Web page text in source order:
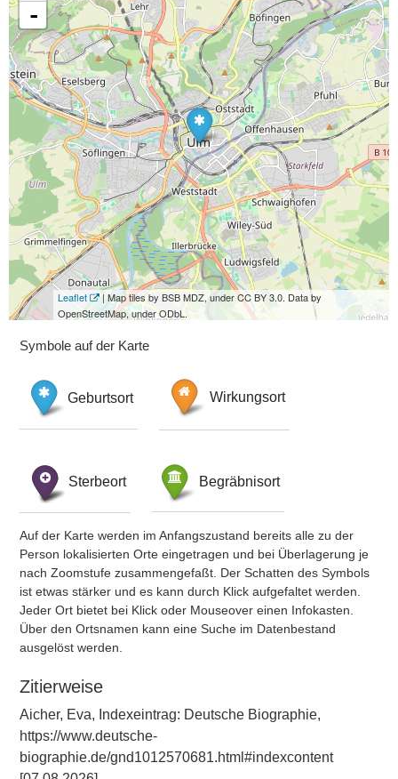
-
Leaflet
| Map tiles by BSB MDZ, under CC BY 3.0. Data by
OpenStreetMap, under ODbL.
Symbole auf der Karte
Geburtsort Wirkungsort
Sterbeort Begräbnisort
Auf der Karte werden im Anfangszustand bereits alle zu der
Person lokalisierten Orte eingetragen und bei Überlagerung je
nach Zoomstufe zusammengefaßt. Der Schatten des Symbols
ist etwas stärker und es kann durch Klick aufgefaltet werden.
Jeder Ort bietet bei Klick oder Mouseover einen Infokasten.
Über den Ortsnamen kann eine Suche im Datenbestand
ausgelöst werden.
Zitierweise
Aicher, Eva, Indexeintrag: Deutsche Biographie,
https://www.deutsche-
biographie.de/gnd1012570681.html#indexcontent